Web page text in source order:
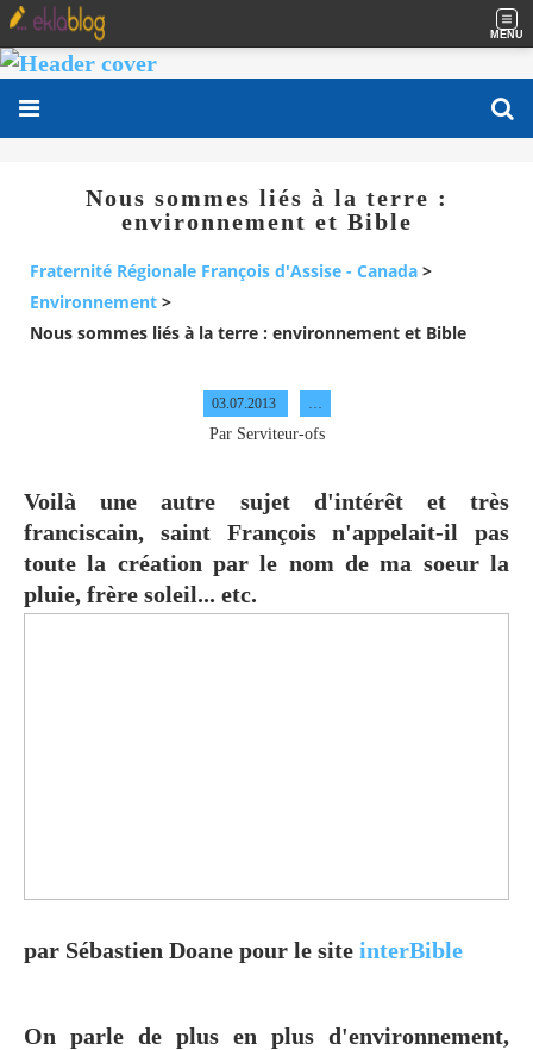
MENU
Nous sommes liés à la terre :
environnement et Bible
Fraternité Régionale François d'Assise - Canada >
Environnement >
Nous sommes liés à la terre : environnement et Bible
03.07.2013
Par Serviteur-ofs
Voilà une autre sujet d'intérêt et très
franciscain, saint François n'appelait-il pas
toute la création par le nom de ma soeur la
pluie, frère soleil... etc.
par Sébastien Doane pour le site interBible
On parle de plus en plus d'environnement,